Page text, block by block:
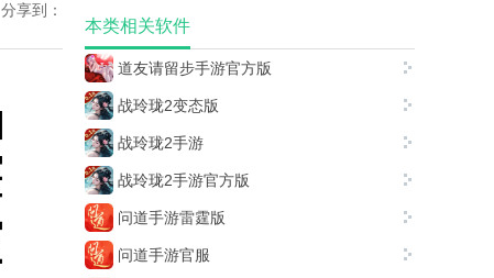
分享到：
本类相关软件
道友请留步手游官方版
战玲珑2变态版
战玲珑2手游
战玲珑2手游官方版
问道手游雷霆版
问道手游官服